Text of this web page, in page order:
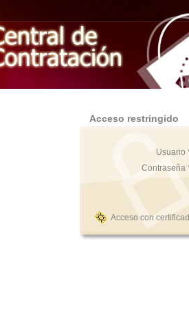
Acceso restringido
Usuario
Contraseña
Acceso con